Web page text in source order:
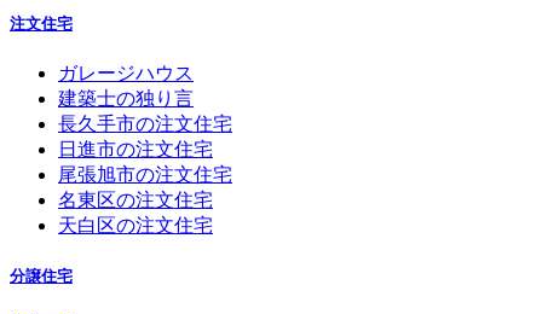
注文住宅
ガレージハウス
建築士の独り言
長久手市の注文住宅
日進市の注文住宅
尾張旭市の注文住宅
名東区の注文住宅
天白区の注文住宅
分譲住宅